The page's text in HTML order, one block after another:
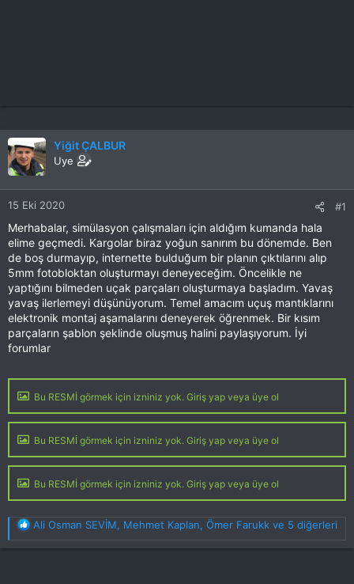
Yiğit ÇALBUR
Uye
15 Eki 2020 #1
Merhabalar, simülasyon çalışmaları için aldığım kumanda hala
elime geçmedi. Kargolar biraz yoğun sanırım bu dönemde. Ben
de boş durmayıp, internette bulduğum bir planın çıktılarını alıp
5mm fotobloktan oluşturmayı deneyeceğim. Öncelikle ne
yaptığını bilmeden uçak parçaları oluşturmaya başladım. Yavaş
yavaş ilerlemeyi düşünüyorum. Temel amacım uçuş mantıklarını
elektronik montaj aşamalarını deneyerek öğrenmek. Bir kısım
parçaların şablon şeklinde oluşmuş halini paylaşıyorum. İyi
forumlar
Bu RESMİ görmek için izniniz yok. Giriş yap veya üye ol
Bu RESMİ görmek için izniniz yok. Giriş yap veya üye ol
Bu RESMİ görmek için izniniz yok. Giriş yap veya üye ol
T
e
p
Ali Osman SEVİM, Mehmet Kaplan, Ömer Farukk ve 5 diğerleri